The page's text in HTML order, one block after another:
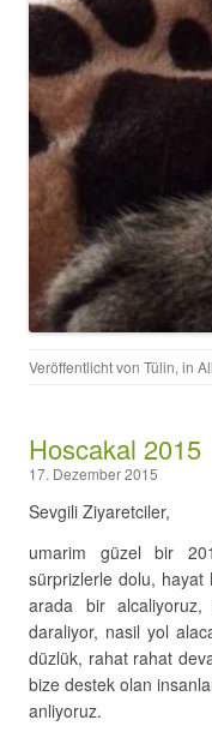
Veröffentlicht von Tülin, in
Hoscakal 2015
17. Dezember 2015
Sevgili Ziyaretciler,
umarim güzel bir
sürprizlerle dolu, hayat
arada bir alcaliyoruz,
daraliyor, nasil yol
düzlük, rahat rahat
bize destek olan
anliyoruz.